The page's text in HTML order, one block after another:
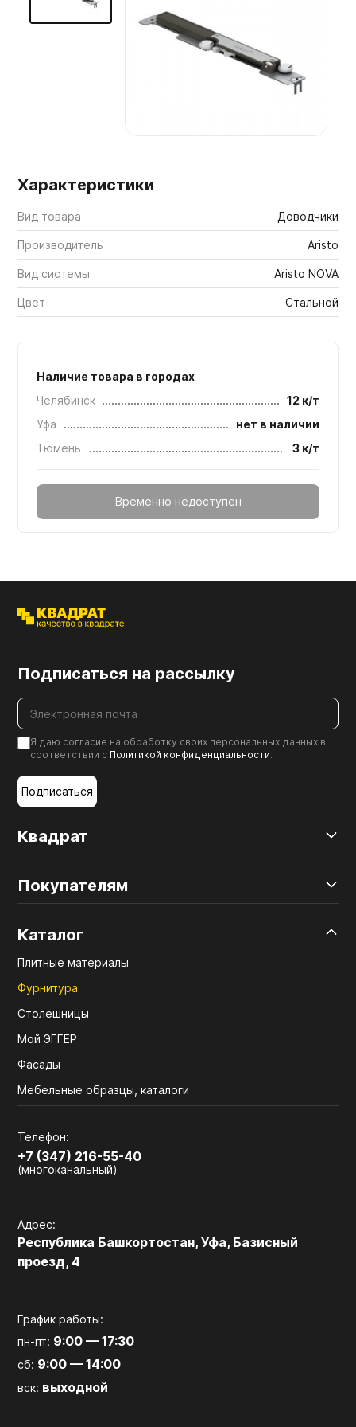
Мебельные образцы, каталоги
Характеристики
Вид товара Доводчики
Производитель Aristo
Вид системы Aristo NOVA
Цвет Стальной
Наличие товара в городах
Челябинск
12 к/т
Уфа
нет в наличии
Тюмень
3 к/т
Временно недоступен
Квадрат
Покупателям
Каталог
Плитные материалы
Фурнитура
Столешницы
Мой ЭГГЕР
Фасады
Мебельные образцы, каталоги
Телефон:
+7 (347) 216-55-40
(многоканальный)
Адрес:
Республика Башкортостан, Уфа, Базисный
проезд, 4
График работы:
пн-пт: 9:00 — 17:30
сб: 9:00 — 14:00
вск: выходной
Подписаться на рассылку
Я даю согласие на обработку своих персональных данных в
соответствии с Политикой конфиденциальности.
Подписаться